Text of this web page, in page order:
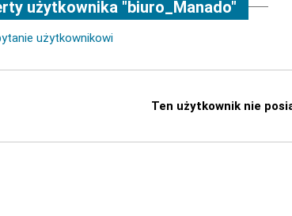
użytkownika "biuro_Manado"
użytkownikowi
Ten użytkownik nie